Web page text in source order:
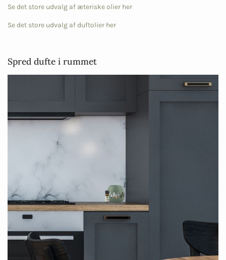
Se det store udvalg af æteriske olier her
Se det store udvalg af duftolier her
Spred dufte i rummet